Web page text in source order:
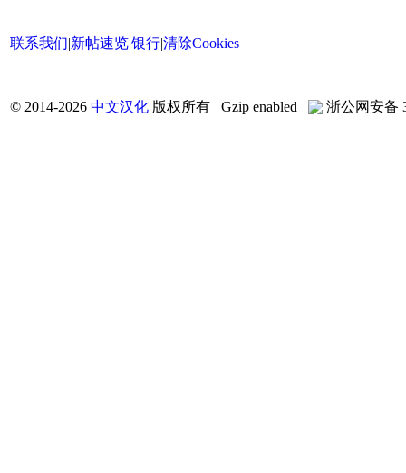
联系我们|新帖速览|银行|清除Cookies
© 2014-2026 中文汉化 版权所有 Gzip enabled 浙公网安备